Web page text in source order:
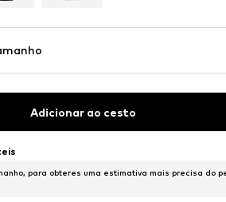
Adicionar ao cesto
para obteres uma estimativa mais precisa do